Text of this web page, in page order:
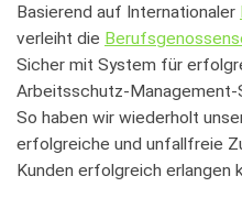
Basierend auf Internationaler
verleiht die
Sicher mit System für
Arbeitsschutz-Management-
So haben wir wiederholt
erfolgreiche und unfallfreie
Kunden erfolgreich erlangen